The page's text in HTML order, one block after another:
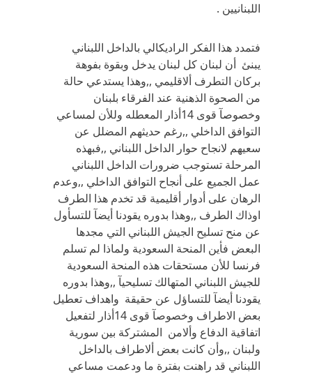
اللبنانيين .
فتمدد هذا الفكر الراديكالي بالداخل اللبناني
يبنئ أن لبنان كل لبنان يدخل وبقوة بفوهة
بركان التطرف ألاقليمي ,,وهذا يستدعي حالة
من الصحوة الذهنية عند الفرقاء بلبنان
وخصوصآ قوى 14أذار المعطله وللأن لمساعي
التوافق الداخلي ,,رغم حديثهم المضلل عن
سعيهم لانجاح حوار الداخل اللبناني ,,فبهذه
المرحلة تستوجب ضرورات الداخل اللبناني
عمل الجميع على أنجاح التوافق الداخلي ,,وعدم
الرهان على أدوار أقليمية قد تخدم هذا الطرف
اوذاك الطرف ,,وهذا بدوره يقودنا أيضآ للتسأول
عن منح تسليح الجيش اللبناني التي مجدها
البعض فأين المنحة السعودية ولماذا لم تسلم
فرنسا للأن مستحقات هذه المنحة السعودية
للجيش اللبناني المتهالك تسليحيآ ,,وهذا بدوره
يقودنا أيضآ للتساؤل عن حقيقة واهداف تعطيل
بعض الاطراف وخصوصآ قوى 14أذار لتفعيل
اتفاقية الدفاع وألامن المشتركة بين سورية
ولبنان ,,وأن كانت بعض ألاطراف بالداخل
اللبناني قد راهنت بفترة ما ودعمت مساعي